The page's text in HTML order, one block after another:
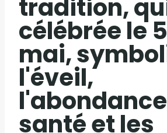
tradition,
célébrée le
mai,
l'éveil,
santé et les